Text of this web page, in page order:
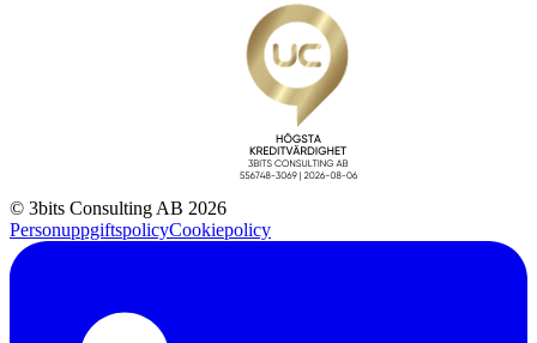
© 3bits Consulting AB 2026
PersonuppgiftspolicyCookiepolicy